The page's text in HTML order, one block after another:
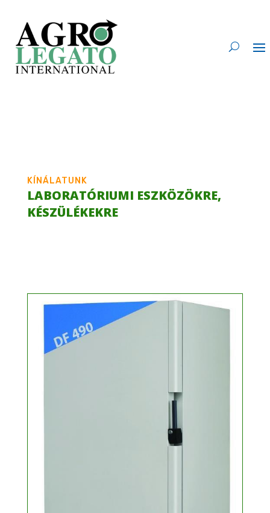
KÍNÁLATUNK
LABORATÓRIUMI ESZKÖZÖKRE,
KÉSZÜLÉKEKRE